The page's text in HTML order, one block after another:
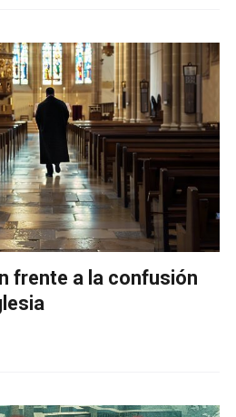
frente a la confusión